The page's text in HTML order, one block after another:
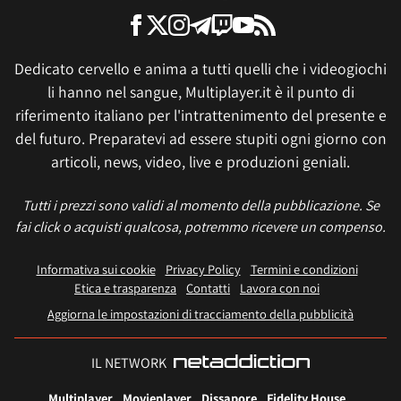
Dedicato cervello e anima a tutti quelli che i videogiochi
li hanno nel sangue, Multiplayer.it è il punto di
riferimento italiano per l'intrattenimento del presente e
del futuro. Preparatevi ad essere stupiti ogni giorno con
articoli, news, video, live e produzioni geniali.
Tutti i prezzi sono validi al momento della pubblicazione. Se
fai click o acquisti qualcosa, potremmo ricevere un compenso.
Informativa sui cookie Privacy Policy
Termini e condizioni
Etica e trasparenza Contatti
Lavora con noi
Aggiorna le impostazioni di tracciamento della pubblicità
IL NETWORK